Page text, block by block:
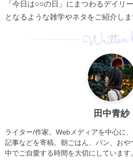
「今日は○○の日」にまつわるデイリ
となるような雑学やネタをご紹介しま
Written
田中青紗
ライター/作家。Webメディアを中心に
記事などを寄稿。朝ごはん、パン、お
中でご自愛する時間を大切にしています